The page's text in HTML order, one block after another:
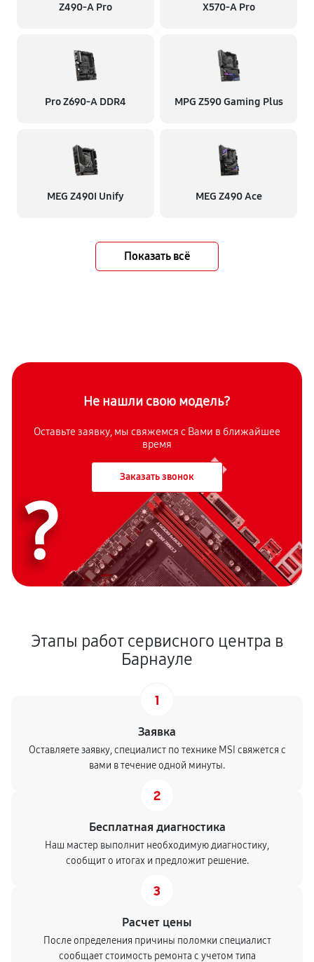
Z490-A Pro X570-A Pro
Pro Z690-A DDR4 MPG Z590 Gaming Plus
MEG Z490I Unify MEG Z490 Ace
Показать всё
Не нашли свою модель?
Оставьте заявку, мы свяжемся с Вами в ближайшее
время
Заказать звонок
?
Этапы работ сервисного центра в
Барнауле
1
Заявка
Оставляете заявку, специалист по технике MSI свяжется с
вами в течение одной минуты.
2
Бесплатная диагностика
Наш мастер выполнит необходимую диагностику,
сообщит о итогах и предложит решение.
3
Расчет цены
После определения причины поломки специалист
сообщает стоимость ремонта с учетом типа